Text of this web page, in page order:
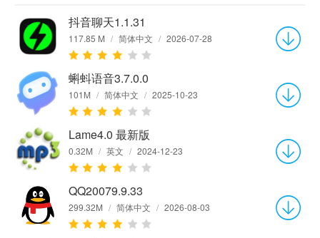
抖音聊天1.1.31
117.85 M / 简体中文 / 2026-07-28
蝌蚪语音3.7.0.0
101M / 简体中文 / 2025-10-23
Lame4.0 最新版
0.32M / 英文 / 2024-12-23
QQ20079.9.33
299.32M / 简体中文 / 2026-08-03